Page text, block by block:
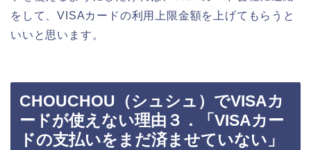
をして、VISAカードの利用上限金額を上げてもらうと
いいと思います。
CHOUCHOU（シュシュ）でVISAカ
ードが使えない理由３．「VISAカー
ドの支払いをまだ済ませていない」